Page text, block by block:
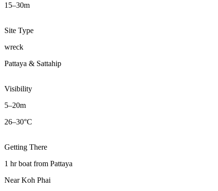
15–30m
Site Type
wreck
Pattaya & Sattahip
Visibility
5–20m
26–30°C
Getting There
1 hr boat from Pattaya
Near Koh Phai